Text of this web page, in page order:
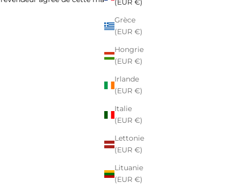
(EUR €)
Grèce
(EUR €)
Hongrie
(EUR €)
Irlande
(EUR €)
Italie
(EUR €)
Lettonie
(EUR €)
Lituanie
(EUR €)